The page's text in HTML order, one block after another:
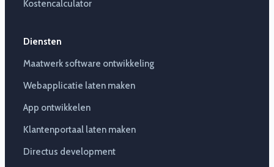
Kostencalculator
Diensten
Maatwerk software ontwikkeling
Webapplicatie laten maken
App ontwikkelen
Klantenportaal laten maken
Directus development